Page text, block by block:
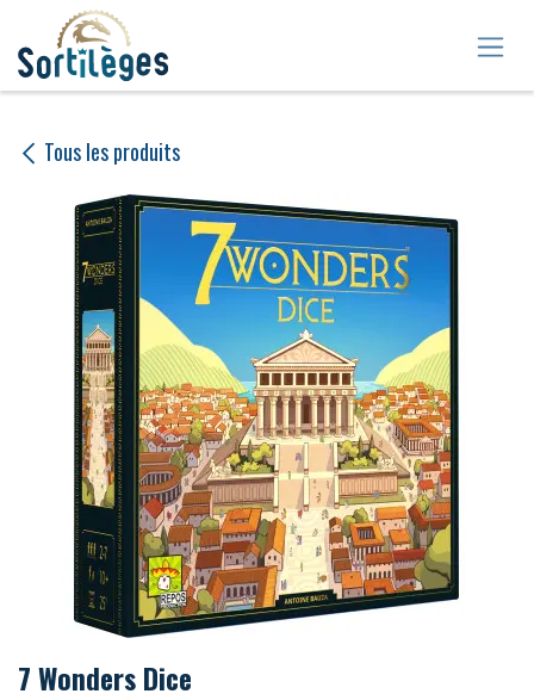
Se rendre au contenu
Tous les produits
7 Wonders Dice